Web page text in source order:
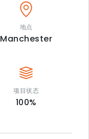
地点
Manchester
项目状态
100%